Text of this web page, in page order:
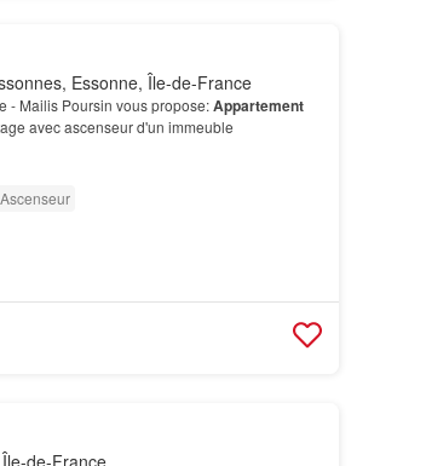
Essonne, Île-de-France
- Mailis Poursin vous propose:Appartement
avec ascenseur d'un immeuble
Ascenseur